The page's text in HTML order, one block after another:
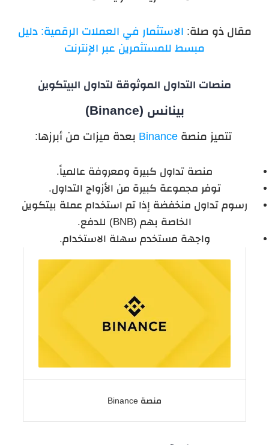
مقال ذو صلة: الاستثمار في العملات الرقمية: دليل
مبسط للمستثمرين عبر الإنترنت
منصات التداول الموثوقة لتداول البيتكوين
بينانس (Binance)
تتميز منصةBinance بعدة ميزات من أبرزها:
منصة تداول كبيرة ومعروفة عالمياً.
توفر مجموعة كبيرة من الأزواج التداول.
رسوم تداول منخفضة إذا تم استخدام عملة بيتكوين
الخاصة بهم (BNB) للدفع.
واجهة مستخدم سهلة الاستخدام.
منصة Binance